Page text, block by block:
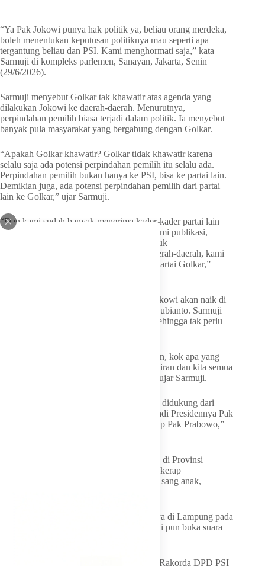
“Ya Pak Jokowi punya hak politik ya, beliau orang merdeka,
boleh menentukan keputusan politiknya mau seperti apa
tergantung beliau dan PSI. Kami menghormati saja,” kata
Sarmuji di kompleks parlemen, Sanayan, Jakarta, Senin
(29/6/2026).
Sarmuji menyebut Golkar tak khawatir atas agenda yang
dilakukan Jokowi ke daerah-daerah. Menurutnya,
perpindahan pemilih biasa terjadi dalam politik. Ia menyebut
banyak pula masyarakat yang bergabung dengan Golkar.
“Apakah Golkar khawatir? Golkar tidak khawatir karena
selalu saja ada potensi perpindahan pemilih itu selalu ada.
Perpindahan pemilih bukan hanya ke PSI, bisa ke partai lain.
Demikian juga, ada potensi perpindahan pemilih dari partai
lain ke Golkar,” ujar Sarmuji.
“Dan kami sudah banyak menerima kader-kader partai lain
yang masuk ke Golkar, hanya saja tidak kami publikasi,
karena tidak ada pentingnya buat kami untuk
mempublikasikan hal-hal seperti itu. Di daerah-daerah, kami
banyak orang partai lain masuk ke dalam Partai Golkar,”
Sarmuji pun menanggapi potensi pamor Jokowi akan naik di
tengah kepemimpinan Presiden Prabowo Subianto. Sarmuji
mengatakan Jokowi bukan lagi presiden, sehingga tak perlu
“Loh, Pak Jokowi udah nggak jadi Presiden, kok apa yang
dikhawatirkan? Nggak perlu ada kekhawatiran dan kita semua
tegak lurus pada Presiden, Pak Prabowo,” ujar Sarmuji.
“Apa arahan Pak Prabowo, apa yang perlu didukung dari
Presiden, Golkar pasti akan mendukung. Jadi Presidennya Pak
Prabowo, tadi tenang aja. Kita akan back up Pak Prabowo,”
Jokowi diketahui memulai safari politiknya di Provinsi
Lampung. Dalam agenda tersebut, Jokowi kerap
menggunakan atribut PSI yang dinakhodai sang anak,
Adapun Jokowi melakukan safari politiknya di Lampung pada
Jumat (26/6) hingga Minggu (28/6). Jokowi pun buka suara
Mengenakan jaket PSI setelah menghadiri Rakorda DPD PSI